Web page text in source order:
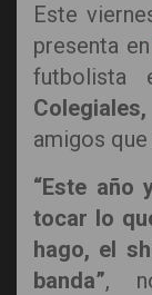
Este
presenta en
futbolista
Colegiales,
amigos
“Este año
tocar lo
hago, el
banda”,